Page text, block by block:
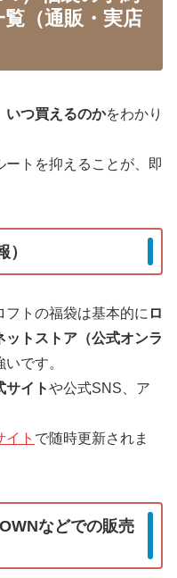
（通販・実店
いつ買えるのかをわかり
トを抑えることが、即
トの福袋は基本的に ロ
ットストア（公式オンラ
です。
サイトや公式SNS、ア
イト で随時更新されま
などでの販売